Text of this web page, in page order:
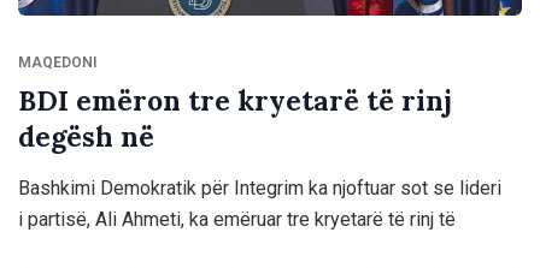
MAQEDONI
BDI emëron tre kryetarë të rinj
degësh në
Bashkimi Demokratik për Integrim ka njoftuar sot se lideri
i partisë, Ali Ahmeti, ka emëruar tre kryetarë të rinj të